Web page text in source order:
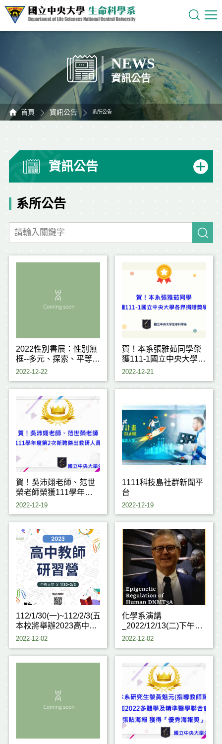
NEWS
資訊公告
首頁 資訊公告 系所公告
資訊公告
系所公告
2022性別書展：性別無
框--多元、探索、平等、
包容
2022-12-22
賀！本系張雅茹同學榮
獲111-1國立中央大學各
界捐贈獎學金
2022-12-21
賀！吳沛翊老師、范世
榮老師榮獲111學年度
第2次新聘傑出教研人員
2022-12-19
1111科技島社群新聞平
台
2022-12-19
112/1/30(一)~112/2/3(五)
本校將舉辦2023高中教
師研習營
2022-12-02
化學系演講
_2022/12/13(二)下午2
點Prof. Norbert Reich演
2022-12-02